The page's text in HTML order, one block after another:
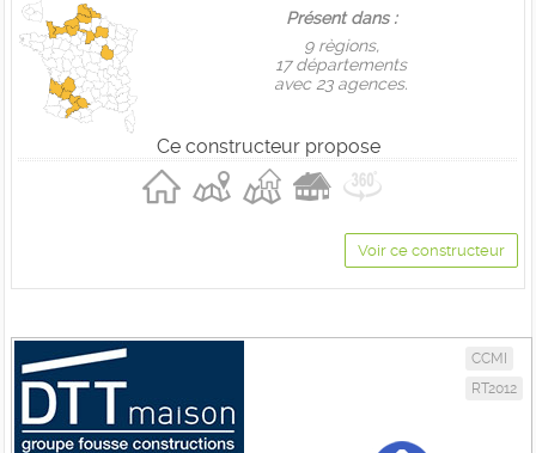
Présent dans :
9 règions,
17 départements
avec 23 agences.
Ce constructeur propose
Voir ce constructeur
CCMI
RT2012